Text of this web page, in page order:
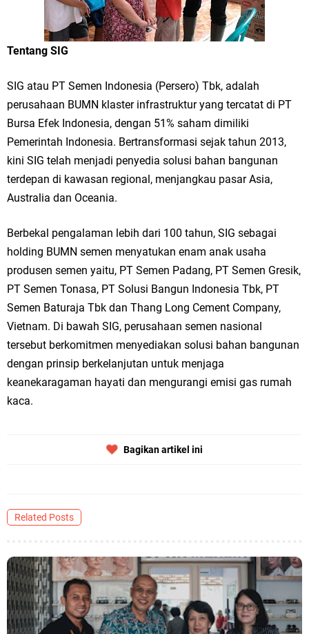
Tentang SIG
SIG atau PT Semen Indonesia (Persero) Tbk, adalah
perusahaan BUMN klaster infrastruktur yang tercatat di PT
Bursa Efek Indonesia, dengan 51% saham dimiliki
Pemerintah Indonesia. Bertransformasi sejak tahun 2013,
kini SIG telah menjadi penyedia solusi bahan bangunan
terdepan di kawasan regional, menjangkau pasar Asia,
Australia dan Oceania.
Berbekal pengalaman lebih dari 100 tahun, SIG sebagai
holding BUMN semen menyatukan enam anak usaha
produsen semen yaitu, PT Semen Padang, PT Semen Gresik,
PT Semen Tonasa, PT Solusi Bangun Indonesia Tbk, PT
Semen Baturaja Tbk dan Thang Long Cement Company,
Vietnam. Di bawah SIG, perusahaan semen nasional
tersebut berkomitmen menyediakan solusi bahan bangunan
dengan prinsip berkelanjutan untuk menjaga
keanekaragaman hayati dan mengurangi emisi gas rumah
kaca.
Bagikan artikel ini
Related Posts